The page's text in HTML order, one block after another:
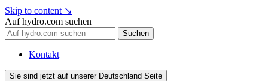
Skip to content ↘
Auf hydro.com suchen
Suchen
Kontakt
Sie sind jetzt auf unserer Deutschland Seite